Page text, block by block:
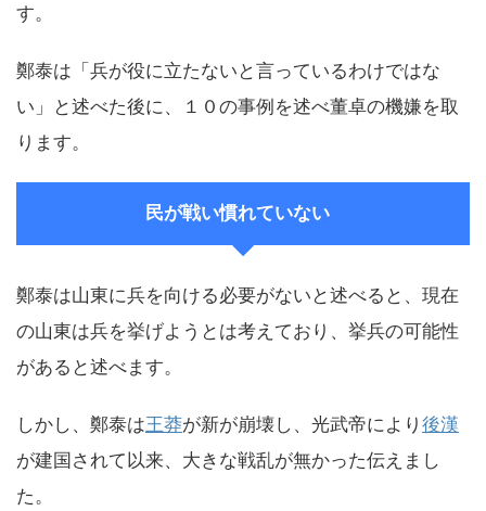
す。
鄭泰は「兵が役に立たないと言っているわけではな
い」と述べた後に、１０の事例を述べ董卓の機嫌を取
ります。
民が戦い慣れていない
鄭泰は山東に兵を向ける必要がないと述べると、現在
の山東は兵を挙げようとは考えており、挙兵の可能性
があると述べます。
しかし、鄭泰は王莽が新が崩壊し、光武帝により 後漢
が建国されて以来、大きな戦乱が無かった伝えまし
た。